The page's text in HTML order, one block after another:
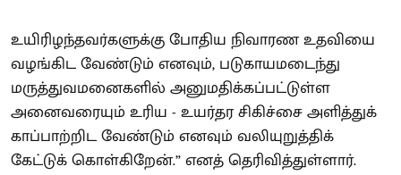
உயிரிழந்தவர்களுக்கு போதிய நிவாரண உதவியை
வழங்கிட வேண்டும் எனவும், படுகாயமடைந்து
மருத்துவமனைகளில் அனுமதிக்கப்பட்டுள்ள
அனைவரையும் உரிய - உயர்தர சிகிச்சை அளித்துக்
காப்பாற்றிட வேண்டும் எனவும் வலியுறுத்திக்
கேட்டுக் கொள்கிறேன்.” எனத் தெரிவித்துள்ளார்.